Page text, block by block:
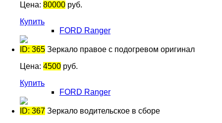
Цена: 80000 руб.
Купить
FORD Ranger
ID: 365 Зеркало правое с подогревом оригинал
Цена: 4500 руб.
Купить
FORD Ranger
ID: 367 Зеркало водительское в сборе